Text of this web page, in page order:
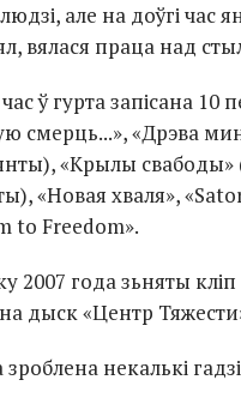
але на доўгі час
вялася праца над
ў гурта запісана 10
смерць...», «Дрэва
«Крылы свабоды»
«Новая хваля»,
to Freedom».
2007 года зьняты
дыск «Центр
некалькі